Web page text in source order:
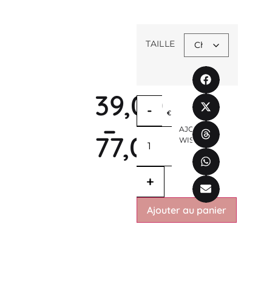
39,00 €
–
77,00
TAILLE
-
+
Ajouter au panier
AJOUT.
WISHLIST